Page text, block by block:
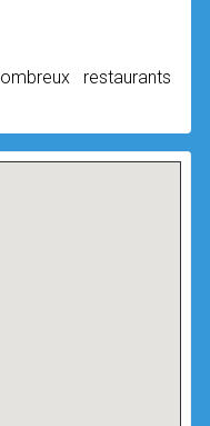
restaurants